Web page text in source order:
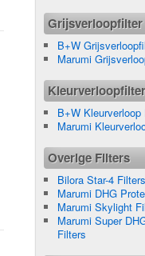
Grijsverloopfilter
B+W
Marumi
B+W Kleurverloop
Marumi
Overige Filters
Bilora Star-4 Filters
Marumi DHG
Marumi Skylight
Marumi Super
Filters